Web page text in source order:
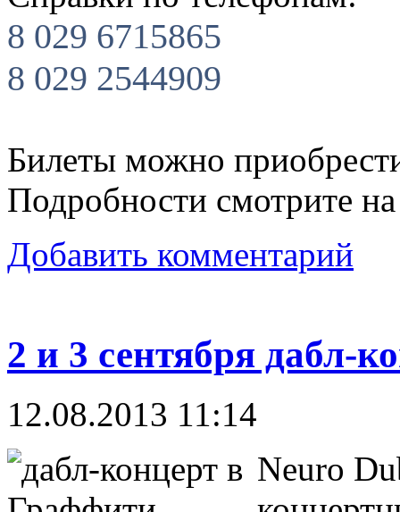
8 029 6715865
8 029 2544909
Билеты можно
Подробности смотрите
Добавить комментарий
2 и 3 сентября дабл-
12.08.2013 11:14
Neuro